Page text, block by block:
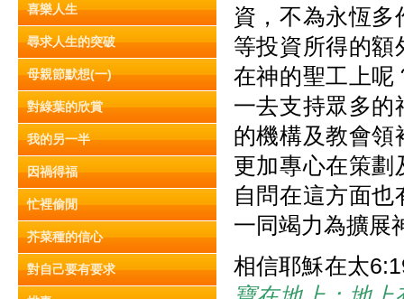
喜樂人生
尋求人生的突破
母親節默想(一)
對綠葉的欣賞
我的另一半
因禍得福
忙裡偷閒
芥菜種的信心
對自己要有要求
資，不為永恆
等投資所得的額
在神的聖工上呢
一去支持眾多的
的機構及教會領
更加專心在策劃
自問在這方面
一同竭力為擴展
相信耶穌在太